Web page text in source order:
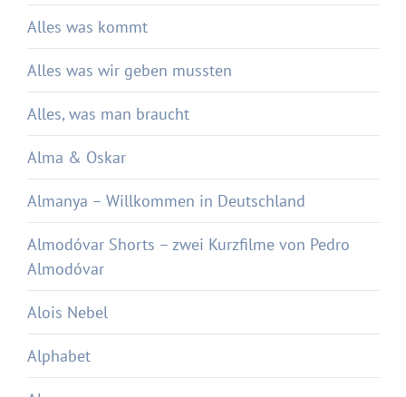
Alles was kommt
Alles was wir geben mussten
Alles, was man braucht
Alma & Oskar
Almanya – Willkommen in Deutschland
Almodóvar Shorts – zwei Kurzfilme von Pedro
Almodóvar
Alois Nebel
Alphabet